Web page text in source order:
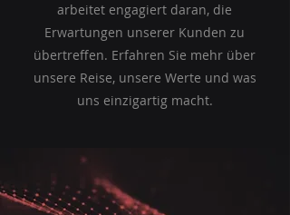
arbeitet engagiert daran, die
Erwartungen unserer Kunden zu
übertreffen. Erfahren Sie mehr über
unsere Reise, unsere Werte und was
uns einzigartig macht.